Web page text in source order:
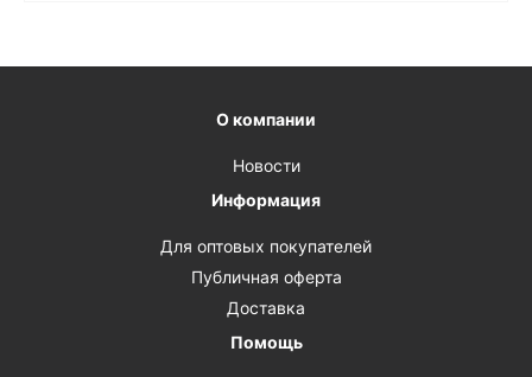
О компании
Новости
Информация
Для оптовых покупателей
Публичная оферта
Доставка
Помощь